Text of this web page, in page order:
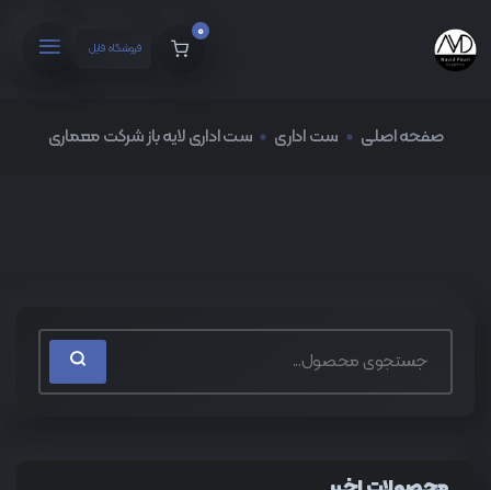
0
فروشگاه فایل
صفحه اصلی ست اداری ست اداری لایه باز شرکت معماری